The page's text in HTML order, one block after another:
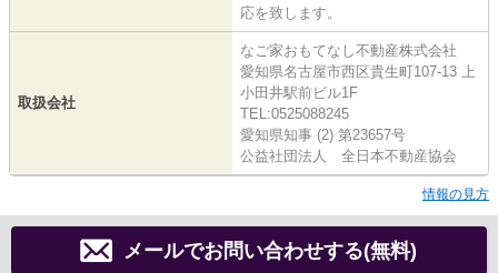
応を致します。
取扱会社
なご家おもてなし不動産株式会社
愛知県名古屋市西区貴生町107-13 上
小田井駅前ビル1F
TEL:0525088245
愛知県知事 (2) 第23657号
公益社団法人 全日本不動産協会
情報の見方
メールでお問い合わせする(無料)